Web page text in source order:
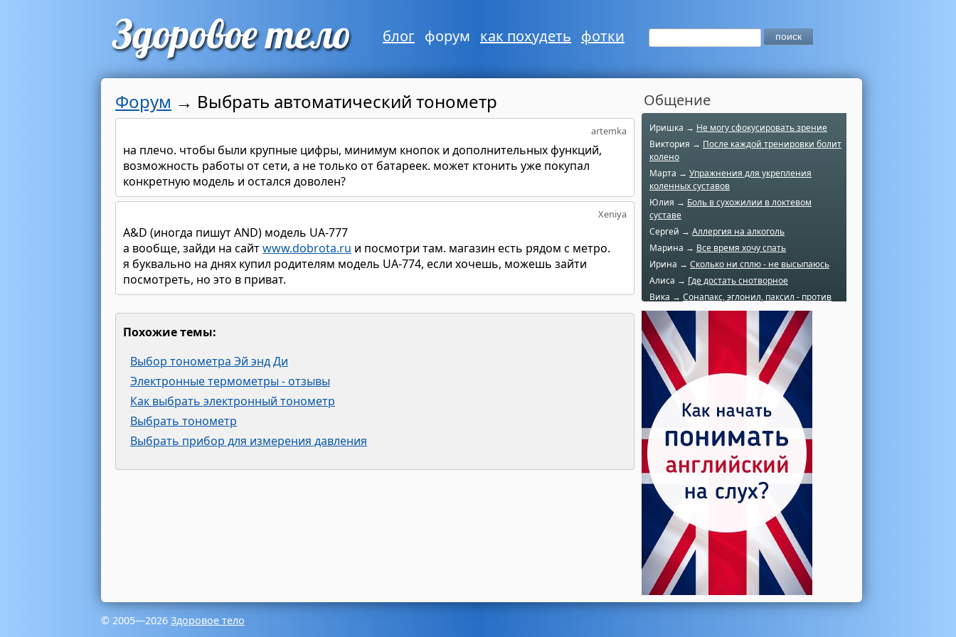
блог форум как похудеть фотки
Форум → Выбрать автоматический тонометр
artemka
на плечо. чтобы были крупные цифры, минимум кнопок и дополнительных функций,
возможность работы от сети, а не только от батареек. может ктонить уже покупал
конкретную модель и остался доволен?
Xeniya
A&D (иногда пишут AND) модель UA-777
а вообще, зайди на сайтwww.dobrota.ru и посмотри там. магазин есть рядом с метро.
я буквально на днях купил родителям модель UA-774, если хочешь, можешь зайти
посмотреть, но это в приват.
Похожие темы:
Выбор тонометра Эй энд Ди
Электронные термометры - отзывы
Как выбрать электронный тонометр
Выбрать тонометр
Выбрать прибор для измерения давления
Общение
Иришка → Не могу сфокусировать зрение
Виктория → После каждой тренировки болит
колено
Марта → Упражнения для укрепления
коленных суставов
Юлия → Боль в сухожилии в локтевом
суставе
Сергей → Аллергия на алкоголь
Марина → Все время хочу спать
Ирина → Сколько ни сплю - не высыпаюсь
Алиса → Где достать снотворное
Вика → Сонапакс, эглонил, паксил - против
чего?
Катерина →
Боль в колене при нагрузке
Алла →Болят коленные суставы
Паша Щ. →
Боль в коленной чашечке
Ульяна Ф. →Болят и хрустят колени
Артемов Иван →
Болит и опухло колено
Чернов Игорь →Болят суставы при занятиях
спортом
© 2005—2026 Здоровое тело